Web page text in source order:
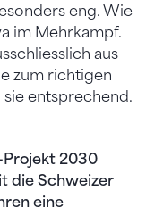
eng. Wie
im Mehrkampf.
aus
zum richtigen
entsprechend.
Projekt 2030
die Schweizer
eine